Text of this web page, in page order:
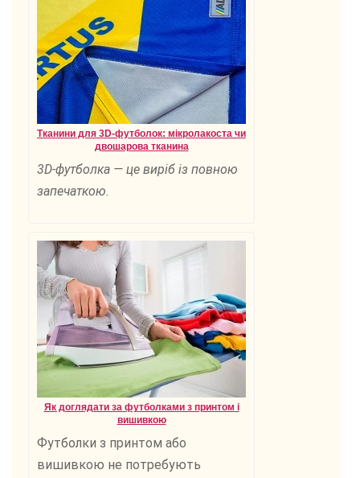
Тканини для 3D-футболок: мікролакоста чи
двошарова тканина
3D-футболка — це виріб із повною
запечаткою.
Як доглядати за футболками з принтом і
вишивкою
Футболки з принтом або
вишивкою не потребують